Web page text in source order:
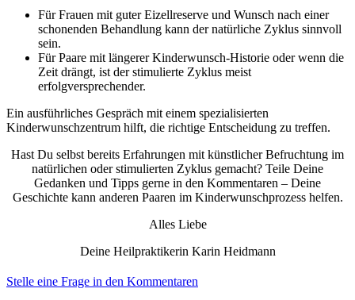
Für Frauen mit guter Eizellreserve und Wunsch nach einer
schonenden Behandlung kann der natürliche Zyklus sinnvoll
sein.
Für Paare mit längerer Kinderwunsch-Historie oder wenn die
Zeit drängt, ist der stimulierte Zyklus meist
erfolgversprechender.
Ein ausführliches Gespräch mit einem spezialisierten
Kinderwunschzentrum hilft, die richtige Entscheidung zu treffen.
Hast Du selbst bereits Erfahrungen mit künstlicher Befruchtung im
natürlichen oder stimulierten Zyklus gemacht? Teile Deine
Gedanken und Tipps gerne in den Kommentaren – Deine
Geschichte kann anderen Paaren im Kinderwunschprozess helfen.
Alles Liebe
Deine Heilpraktikerin Karin Heidmann
Stelle eine Frage in den Kommentaren